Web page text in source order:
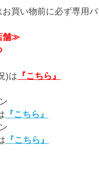
買い物前に必ず専用
舗≫
)は 『こちら』
『こちら』
『こちら』